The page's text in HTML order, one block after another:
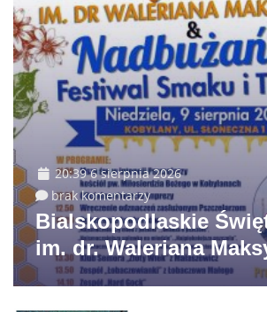
20:39 6 sierpnia 2026
brak komentarzy
Bialskopodlaskie
im. dr. Waleriana